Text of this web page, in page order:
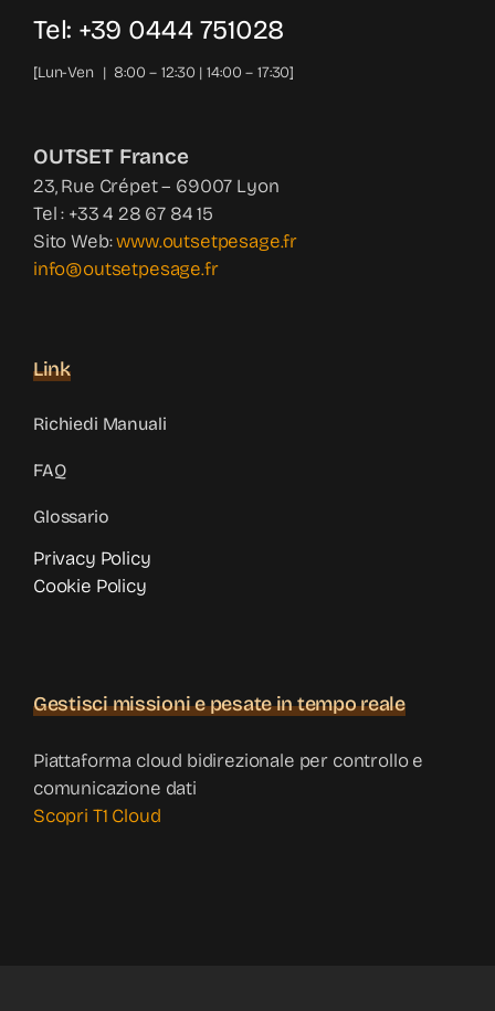
Tel: +39 0444 751028
[Lun-Ven | 8:00 – 12:30 | 14:00 – 17:30]
OUTSET France
23, Rue Crépet – 69007 Lyon
Tel : +33 4 28 67 84 15
Sito Web:www.outsetpesage.fr
info@outsetpesage.fr
Link
Richiedi Manuali
FAQ
Glossario
Privacy Policy
Cookie Policy
Gestisci missioni e pesate in tempo reale
Piattaforma cloud bidirezionale per controllo e
comunicazione dati
Scopri T1 Cloud